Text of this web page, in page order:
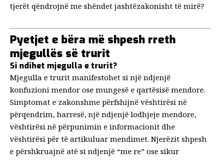
tjerët qëndrojnë me shëndet jashtëzakonisht të mirë?
Pyetjet e bëra më shpesh rreth
mjegullës së trurit
Si ndihet mjegulla e trurit?
Mjegulla e trurit manifestohet si një ndjenjë
konfuzioni mendor ose mungesë e qartësisë mendore.
Simptomat e zakonshme përfshijnë vështirësi në
përqendrim, harresë, një ndjenjë lodhjeje mendore,
vështirësi në përpunimin e informacionit dhe
vështirësi për të artikuluar mendimet. Njerëzit shpesh
e përshkruajnë atë si ndjenjë “me re” ose sikur